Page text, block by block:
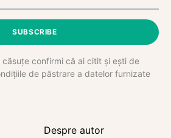
SUBSCRIBE
confirmi că ai citit și ești de
de păstrare a datelor furnizate
Despre autor